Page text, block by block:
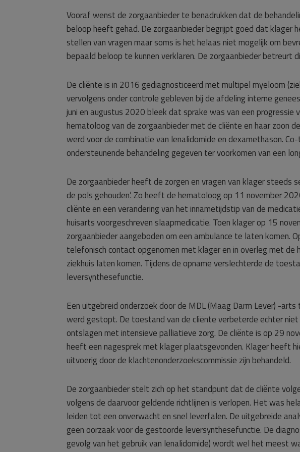
Vooraf wenst de zorgaanbieder te benadrukken dat de
beloop heeft gehad. De zorgaanbieder begrijpt goed dat klager
stellen van vragen maar soms is het helaas niet mogelijk om
bepaald beloop te kunnen verklaren. De zorgaanbieder betreurt
De cliënte is in 2016 gediagnosticeerd met multipel myeloom
vervolgens onder controle gebleven bij de afdeling interne
juni en augustus 2020 bleek dat sprake was van een
hematoloog van de zorgaanbieder met de cliënte en haar zoon
werd voor de combinatie van lenalidomide en dexamethason.
ondersteunende behandeling gegeven ter voorkomen van een
De zorgaanbieder heeft de zorgen en vragen van klager steeds
de pols gehouden’. Zo heeft de hematoloog op 11 november
cliënte en een verandering van het innametijdstip van de
huisarts voorgeschreven slaapmedicatie. Toen klager op 15
zorgaanbieder aangeboden om een ambulance te laten
telefonisch contact opgenomen met klager en in overleg met
ziekhuis laten komen. Tijdens de opname verslechterde de
leversynthesefunctie.
Een uitgebreid onderzoek door de MDL (Maag Darm Lever) -
werd gestopt. De toestand van de cliënte verbeterde echter
ontslagen met intensieve palliatieve zorg. De cliënte is op 29
heeft een nagesprek met klager plaatsgevonden. Klager heeft
uitvoerig door de klachtenonderzoekscommissie zijn behandeld.
De zorgaanbieder stelt zich op het standpunt dat de cliënte
volgens de daarvoor geldende richtlijnen is verlopen. Het was
leiden tot een onverwacht en snel leverfalen. De uitgebreide
geen oorzaak voor de gestoorde leversynthesefunctie. De
gevolg van het gebruik van lenalidomide) wordt wel het meest